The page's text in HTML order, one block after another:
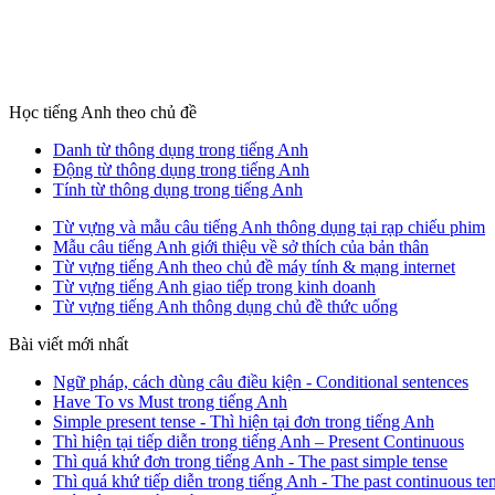
Học tiếng Anh theo chủ đề
Danh từ thông dụng trong tiếng Anh
Động từ thông dụng trong tiếng Anh
Tính từ thông dụng trong tiếng Anh
Từ vựng và mẫu câu tiếng Anh thông dụng tại rạp chiếu phim
Mẫu câu tiếng Anh giới thiệu về sở thích của bản thân
Từ vựng tiếng Anh theo chủ đề máy tính & mạng internet
Từ vựng tiếng Anh giao tiếp trong kinh doanh
Từ vựng tiếng Anh thông dụng chủ đề thức uống
Bài viết mới nhất
Ngữ pháp, cách dùng câu điều kiện - Conditional sentences
Have To vs Must trong tiếng Anh
Simple present tense - Thì hiện tại đơn trong tiếng Anh
Thì hiện tại tiếp diễn trong tiếng Anh – Present Continuous
Thì quá khứ đơn trong tiếng Anh - The past simple tense
Thì quá khứ tiếp diễn trong tiếng Anh - The past continuous